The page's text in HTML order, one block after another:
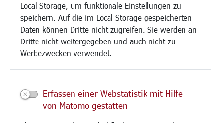
Local Storage, um funktionale Einstellungen zu
speichern. Auf die im Local Storage gespeicherten
Daten können Dritte nicht zugreifen. Sie werden an
Dritte nicht weitergegeben und auch nicht zu
Werbezwecken verwendet.
Erfassen einer Webstatistik mit Hilfe
von Matomo gestatten
Glasfaserausbau
Aktuelle Baustellen
Paddelteich
CINDY S
Kultur/Freizeit/Tourismus
Veranstaltungen
Neue Stadthalle Langen